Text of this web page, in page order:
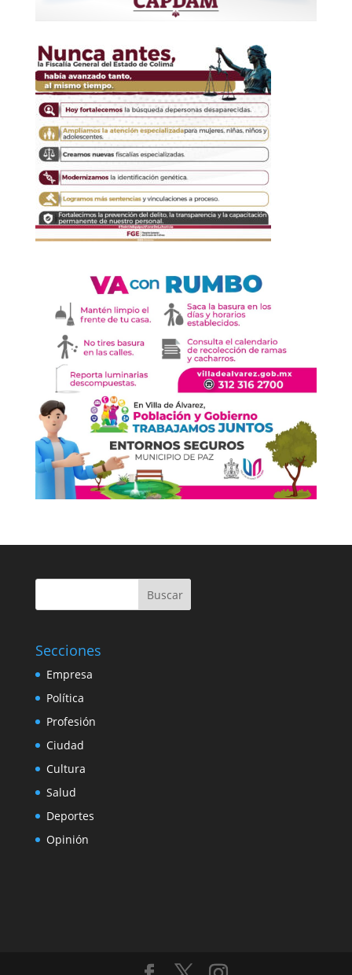
Buscar
Secciones
Empresa
Política
Profesión
Ciudad
Cultura
Salud
Deportes
Opinión